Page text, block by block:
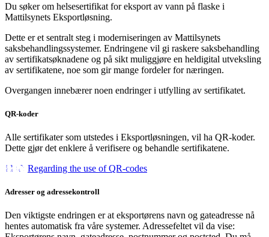
Du søker om helsesertifikat for eksport av vann på flaske i
Mattilsynets Eksportløsning.
Dette er et sentralt steg i moderniseringen av Mattilsynets
saksbehandlingssystemer. Endringene vil gi raskere saksbehandling
av sertifikatsøknadene og på sikt muliggjøre en heldigital utveksling
av sertifikatene, noe som gir mange fordeler for næringen.
Overgangen innebærer noen endringer i utfylling av sertifikatet.
QR-koder
Alle sertifikater som utstedes i Eksportløsningen, vil ha QR-koder.
Dette gjør det enklere å verifisere og behandle sertifikatene.
Regarding the use of QR-codes
Adresser og adressekontroll
Den viktigste endringen er at eksportørens navn og gateadresse nå
hentes automatisk fra våre systemer. Adressefeltet vil da vise: